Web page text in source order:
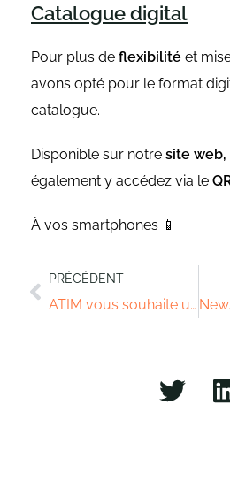
Catalogue digital
Pour plus de flexibilité et
avons opté pour le format
catalogue.
Disponible sur notre site web,
également y accédez via le
À vos smartphones 📱
PRÉCÉDENT
ATIM vous souhaite une excellente année 2022